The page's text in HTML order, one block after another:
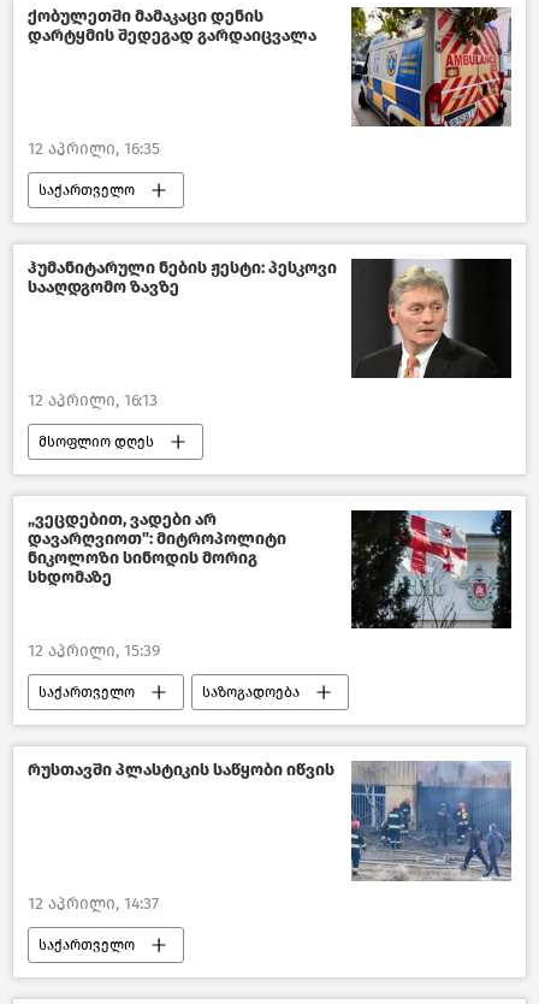
საქართველოს საგარეო პოლიტიკა
პოლიტიკა ახალი ამბები
ქობულეთში მამაკაცი დენის
დარტყმის შედეგად გარდაიცვალა
12 აპრილი, 16:35
საქართველო
შემთხვევები საქართველოში
საზოგადოება ახალი ამბები
ჰუმანიტარული ნების ჟესტი: პესკოვი
სააღდგომო ზავზე
12 აპრილი, 16:13
მსოფლიო დღეს
მსოფლიოს ახალი ამბები
რუსეთ-უკრაინის კონფლიქტი რუსეთი
უკრაინა პოლიტიკა
ახალი ამბები
„ვეცდებით, ვადები არ
დავარღვიოთ": მიტროპოლიტი
ნიკოლოზი სინოდის მორიგ
სხდომაზე
12 აპრილი, 15:39
საქართველო საზოგადოება
საქართველოს საპატრიარქო
ახალი ამბები
რუსთავში პლასტიკის საწყობი იწვის
12 აპრილი, 14:37
საქართველო
შემთხვევები საქართველოში